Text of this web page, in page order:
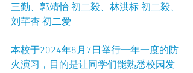
三勤、郭靖怡 初二毅、林洪标 初二毅、
刘芊杏 初二爱
本校于2024年8月7日举行一年一度的防
火演习，目的是让同学们能熟悉校园发